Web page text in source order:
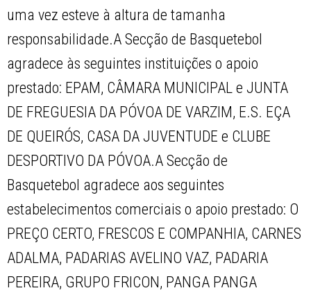
uma vez esteve à altura de tamanha
responsabilidade.A Secção de Basquetebol
agradece às seguintes instituições o apoio
prestado: EPAM, CÂMARA MUNICIPAL e JUNTA
DE FREGUESIA DA PÓVOA DE VARZIM, E.S. EÇA
DE QUEIRÓS, CASA DA JUVENTUDE e CLUBE
DESPORTIVO DA PÓVOA.A Secção de
Basquetebol agradece aos seguintes
estabelecimentos comerciais o apoio prestado: O
PREÇO CERTO, FRESCOS E COMPANHIA, CARNES
ADALMA, PADARIAS AVELINO VAZ, PADARIA
PEREIRA, GRUPO FRICON, PANGA PANGA